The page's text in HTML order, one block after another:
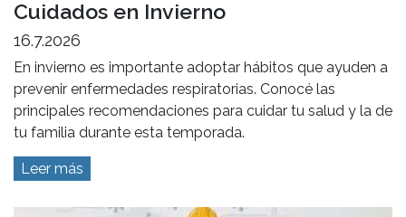
Cuidados en Invierno
16.7.2026
En invierno es importante adoptar hábitos que ayuden a
prevenir enfermedades respiratorias. Conocé las
principales recomendaciones para cuidar tu salud y la de
tu familia durante esta temporada.
Leer más